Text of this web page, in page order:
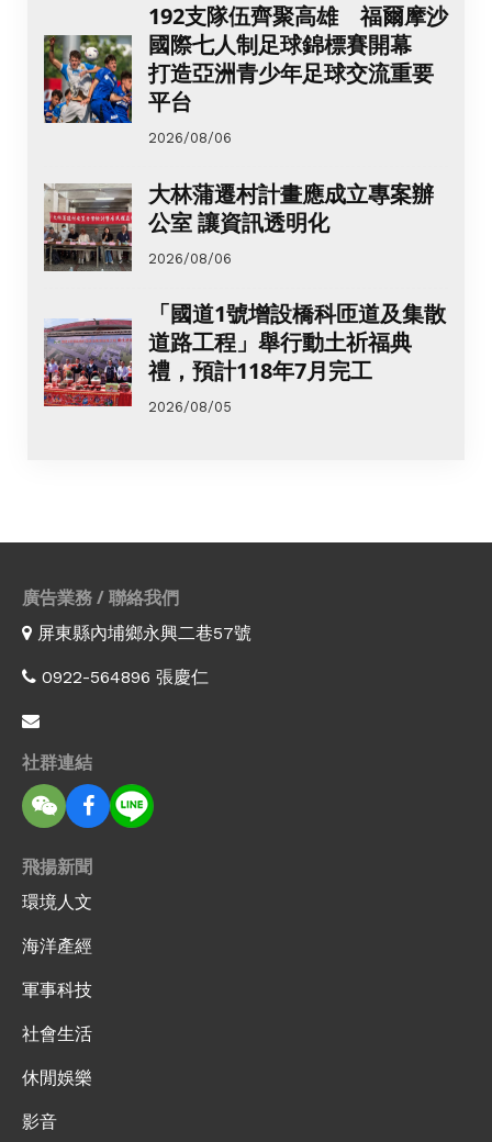
192支隊伍齊聚高雄 福爾摩沙
國際七人制足球錦標賽開幕
打造亞洲青少年足球交流重要
平台
2026/08/06
大林蒲遷村計畫應成立專案辦
公室 讓資訊透明化
2026/08/06
「國道1號增設橋科匝道及集散
道路工程」舉行動土祈福典
禮，預計118年7月完工
2026/08/05
廣告業務 / 聯絡我們
屏東縣內埔鄉永興二巷57號
0922-564896 張慶仁
社群連結
飛揚新聞
環境人文
海洋產經
軍事科技
社會生活
休閒娛樂
影音